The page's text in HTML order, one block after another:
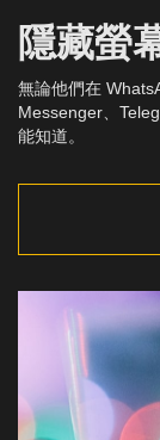
隱藏螢
無論他們在
Messenger、
能知道。